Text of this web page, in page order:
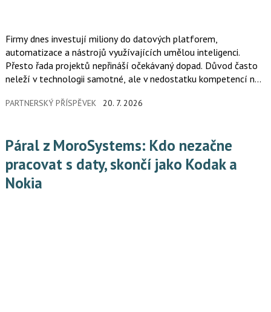
Firmy dnes investují miliony do datových platforem,
automatizace a nástrojů využívajících umělou inteligenci.
Přesto řada projektů nepřináší očekávaný dopad. Důvod často
neleží v technologii samotné, ale v nedostatku kompetencí na
s daty, rozumět možnostem AI a efektivně propojit byznys s IT
se strategickou investicí.
PARTNERSKÝ PŘÍSPĚVEK 20. 7. 2026
Páral z MoroSystems: Kdo nezačne
pracovat s daty, skončí jako Kodak a
Nokia